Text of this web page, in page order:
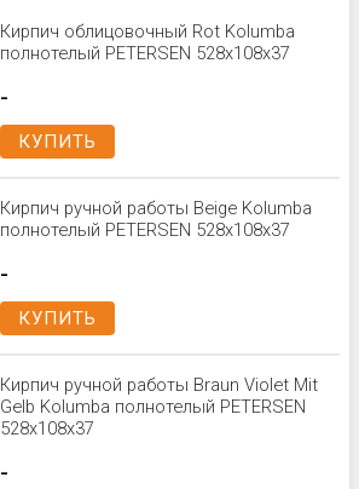
Кирпич облицовочный Rot Kolumba
полнотелый PETERSEN 528x108x37
-
КУПИТЬ
Кирпич ручной работы Beige Kolumba
полнотелый PETERSEN 528x108x37
-
КУПИТЬ
Кирпич ручной работы Braun Violet Mit
Gelb Kolumba полнотелый PETERSEN
528x108x37
-